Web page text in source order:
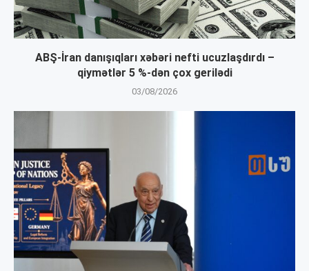
ABŞ-İran danışıqları xəbəri nefti ucuzlaşdırdı –
qiymətlər 5 %-dən çox gerilədi
03/08/2026